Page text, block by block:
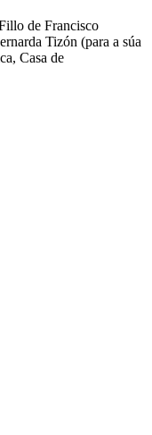
de Francisco
Tizón (para a súa
Casa de